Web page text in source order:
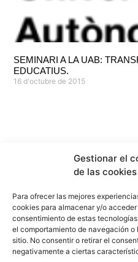
Gestionar el
de las cookies
Para ofrecer las mejores
cookies para almacenar y/o
consentimiento de estas
el comportamiento de navegación
sitio. No consentir o retirar el
negativamente a ciertas
SEMINARI A LA UAB:
EDUCATIUS.
16 d'octubre de 2015